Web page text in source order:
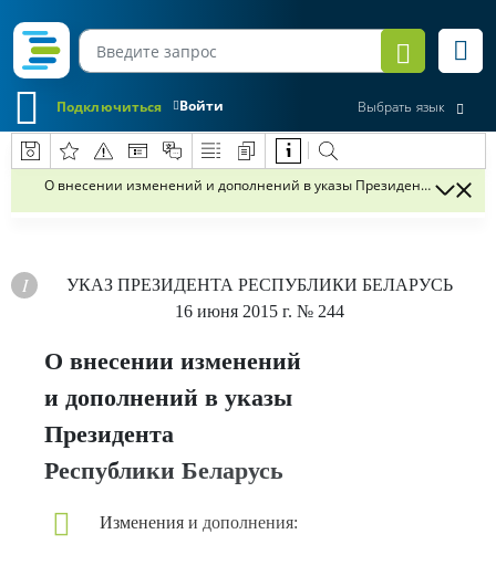
Войти
Подключиться Выбрать язык
О внесении изменений и дополнений в указы Президента
УКАЗ ПРЕЗИДЕНТА РЕСПУБЛИКИ БЕЛАРУСЬ
16 июня 2015 г. № 244
О внесении изменений
и дополнений в указы
Президента
Республики Беларусь
Изменения и дополнения: